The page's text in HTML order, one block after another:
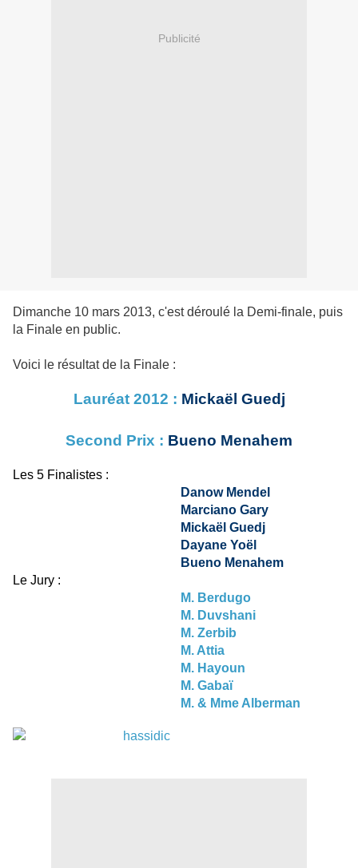
Publicité
Dimanche 10 mars 2013, c'est déroulé la Demi-finale, puis
la Finale en public.
Voici le résultat de la Finale :
Lauréat 2012 : Mickaël Guedj
Second Prix : Bueno Menahem
Les 5 Finalistes :
Danow Mendel
Marciano Gary
Mickaël Guedj
Dayane Yoël
Bueno Menahem
Le Jury :
M. Berdugo
M. Duvshani
M. Zerbib
M. Attia
M. Hayoun
M. Gabaï
M. & Mme Alberman